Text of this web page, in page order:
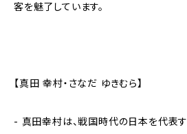
客を魅了しています。
【真田 幸村・さなだ ゆきむら】
- 真田幸村は、戦国時代の日本を代表